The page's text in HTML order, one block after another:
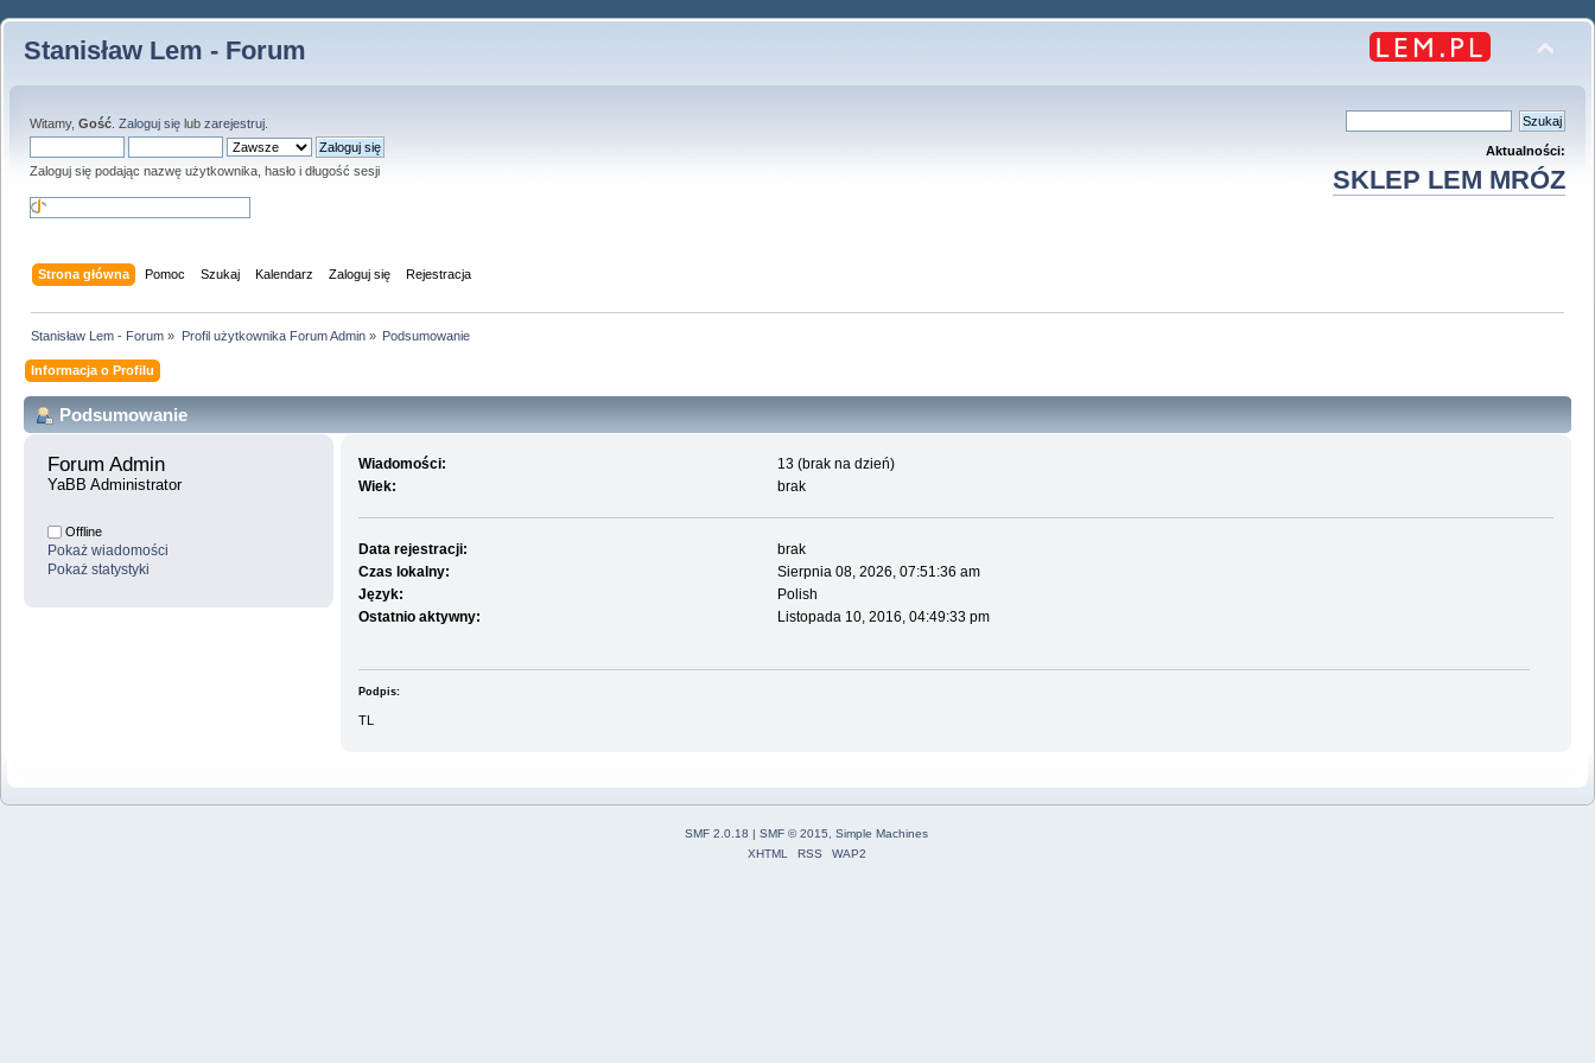
Stanisław Lem - Forum
Witamy, Gość Zaloguj się lub zarejestruj
Zaloguj się podając nazwę użytkownika, hasło i długość sesji
Aktualności:
SKLEP LEM MRÓZ
Strona główna Pomoc Szukaj Kalendarz Zaloguj się Rejestracja
Stanisław Lem - Forum » Profil użytkownika Forum Admin» Podsumowanie
Informacja o Profilu
Podsumowanie
Forum Admin
YaBB Administrator
Offline
Pokaż wiadomości
Pokaż statystyki
Wiadomości:
13 (brak na dzień)
Wiek:
brak
Data rejestracji:
brak
Czas lokalny:
Sierpnia 08, 2026, 07:51:36 am
Język:
Polish
Ostatnio aktywny:
Listopada 10, 2016, 04:49:33 pm
Podpis:
TL
SMF 2.0.18 | SMF © 2015
Simple Machines
XHTML
RSS WAP2